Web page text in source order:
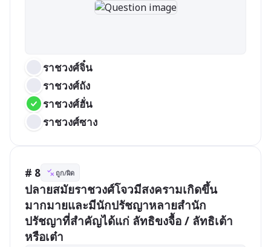
ราชวงศ์จิ๋น
ราชวงศ์ถัง
ราชวงศ์ฮั่น
ราชวงศ์ซาง
# 8 ถูก/ผิด
ปลายสมัยราชวงศ์โจวมีสงครามเกิดขึ้น
มากมายและมีนักปรัชญาหลายสำนัก
ปรัชญาที่สำคัญได้แก่ ลัทธิขงจื้อ / ลัทธิเต้า
หรือเต๋า